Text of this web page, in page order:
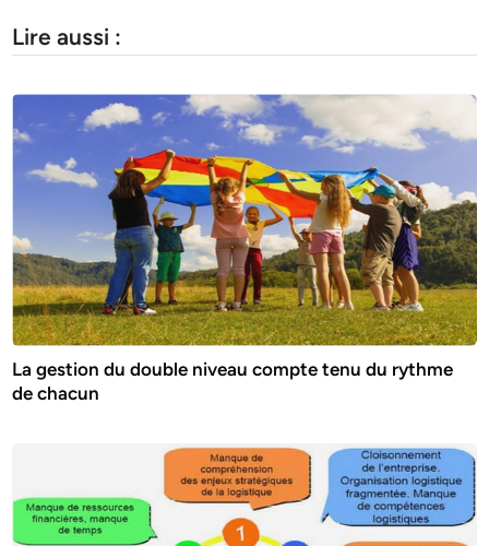
Lire aussi :
La gestion du double niveau compte tenu du rythme
de chacun